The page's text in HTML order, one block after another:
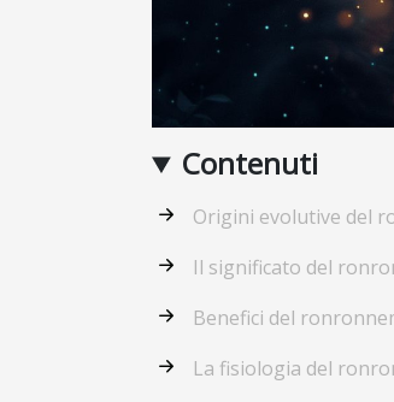
Contenuti
Origini evolutive del
Il significato del
Benefici del
La fisiologia del